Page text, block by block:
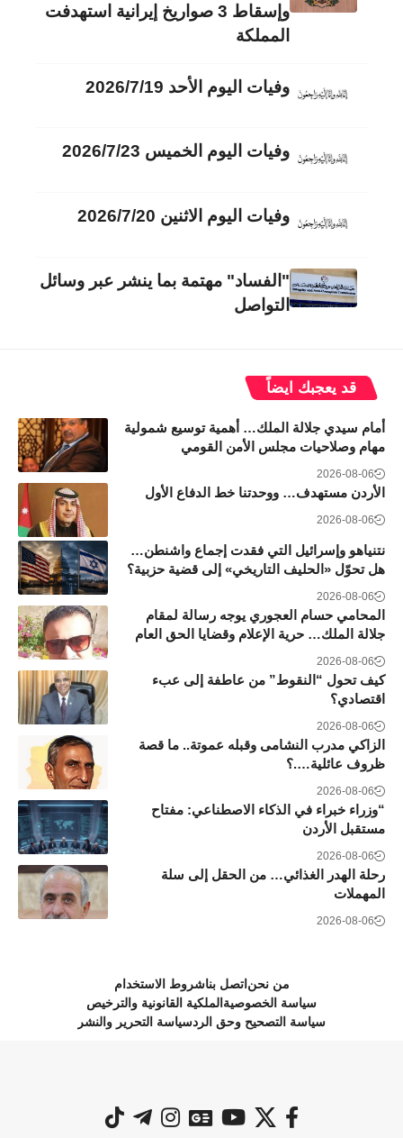
وإسقاط 3 صواريخ إيرانية استهدفت
المملكة
وفيات اليوم الأحد 2026/7/19
وفيات اليوم الخميس 2026/7/23
وفيات اليوم الاثنين 2026/7/20
"الفساد" مهتمة بما ينشر عبر وسائل
التواصل
قد يعجبك ايضاً
أمام سيدي جلالة الملك… أهمية توسيع شمولية
مهام وصلاحيات مجلس الأمن القومي
2026-08-06
الأردن مستهدف… ووحدتنا خط الدفاع الأول
2026-08-06
نتنياهو وإسرائيل التي فقدت إجماع واشنطن…
هل تحوّل «الحليف التاريخي» إلى قضية حزبية؟
2026-08-06
المحامي حسام العجوري يوجه رسالة لمقام
جلالة الملك… حرية الإعلام وقضايا الحق العام
2026-08-06
كيف تحول “النقوط” من عاطفة إلى عبء
اقتصادي؟
2026-08-06
الزاكي مدرب النشامى وقبله عموتة.. ما قصة
ظروف عائلية….؟
2026-08-06
“وزراء خبراء في الذكاء الاصطناعي: مفتاح
مستقبل الأردن
2026-08-06
رحلة الهدر الغذائي… من الحقل إلى سلة
المهملات
2026-08-06
من نحن اتصل بناشروط الاستخدام
سياسة الخصوصية الملكية القانونية والترخيص
سياسة التصحيح وحق الردسياسة التحرير والنشر